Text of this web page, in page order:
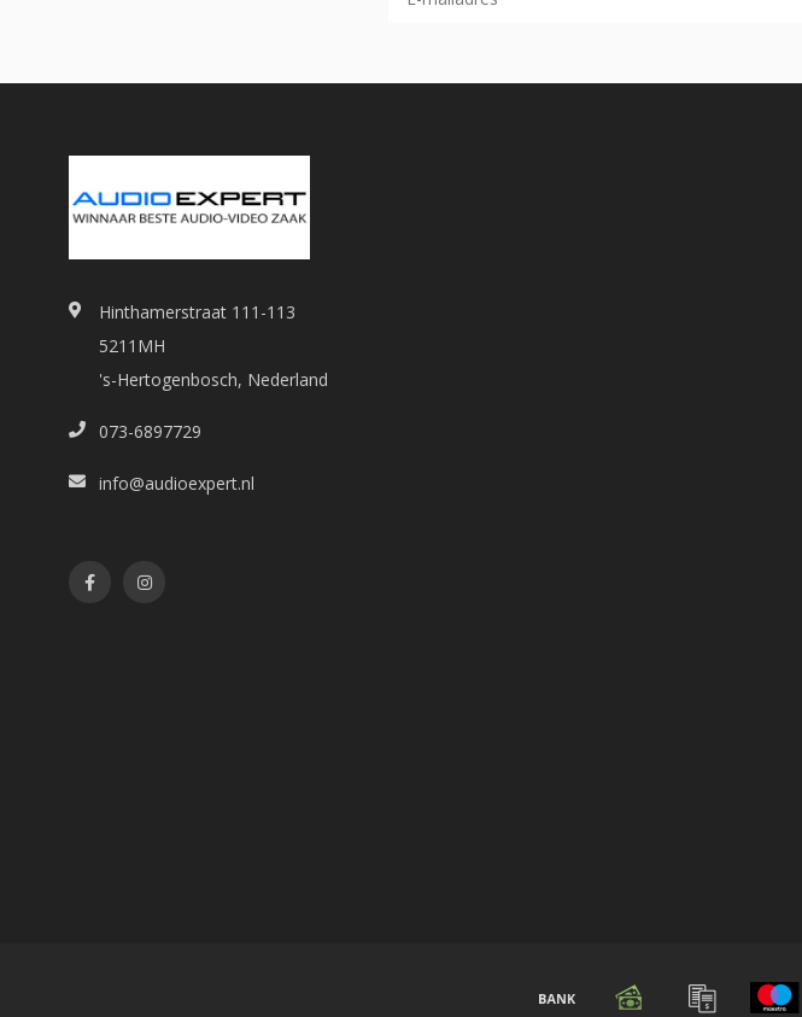
Hinthamerstraat 111-113
5211MH
's-Hertogenbosch, Nederland
073-6897729
info@audioexpert.nl